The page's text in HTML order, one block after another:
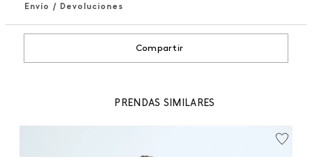
Envío / Devoluciones
Compartir
PRENDAS SIMILARES